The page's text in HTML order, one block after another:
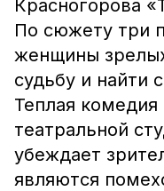
Красногорова
По сюжету три
женщины
судьбу и найти
Теплая комедия
театральной
убеждает
являются